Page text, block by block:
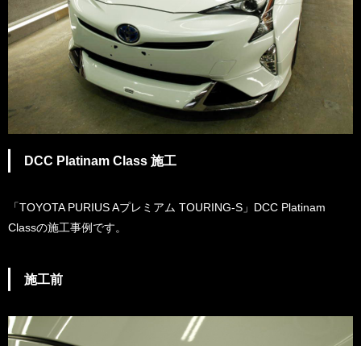
DCC Platinam Class 施工
「TOYOTA PURIUS Aプレミアム TOURING-S」DCC Platinam
Classの施工事例です。
施工前